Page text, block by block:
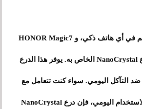
المتانة هي جانب حاسم في أي هاتف ذكي، و HONOR Magic7
RSR يتفوق بفضل درع NanoCrystal الخاص به. يوفر هذا الدرع
ضد التآكل اليومي. سواء كنت تتعامل مع
السقوط العرضي أو الاستخدام اليومي، فإن درع NanoCrystal